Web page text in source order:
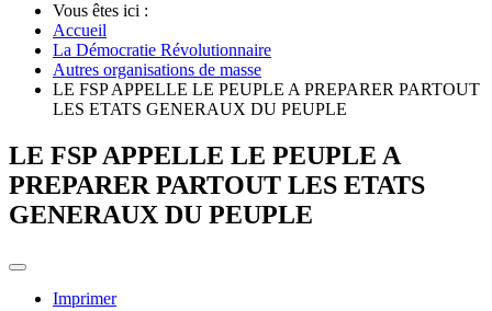
Vous êtes ici :
Accueil
La Démocratie Révolutionnaire
Autres organisations de masse
LE FSP APPELLE LE PEUPLE A PREPARER PARTOUT
LES ETATS GENERAUX DU PEUPLE
LE FSP APPELLE LE PEUPLE A
PREPARER PARTOUT LES ETATS
GENERAUX DU PEUPLE
Imprimer